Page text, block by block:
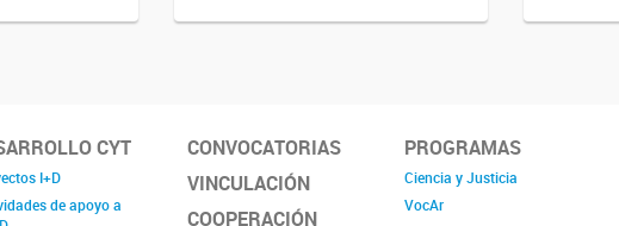
CYT
I+D
de apoyo a
CONVOCATORIAS
VINCULACIÓN
COOPERACIÓN
PROGRAMAS
Ciencia y Justicia
VocAr